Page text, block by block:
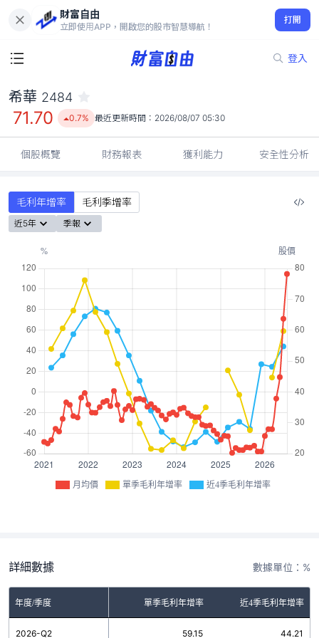
財富自由
立即使用APP，開啟您的股市智慧導航！
打開
登入
71.70
0.7%
希華 2484
71.70 0.7% 最近更新時間： 2026/08/07 05:30
個股概覽 財務報表 獲利能力 安全性分析
毛利年增率 毛利季增率
近5年 季報
月均價 單季毛利年增率 近4季毛利年增率
詳細數據 數據單位：%
年度/季度 單季毛利年增率 近4季毛利年增率
2026-Q2 59.15 44.21